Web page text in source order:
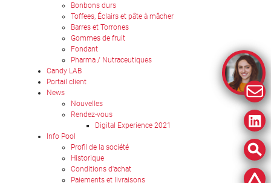
Bonbons durs
Toffees, Éclairs et pâte à mâcher
Barres et Torrones
Gommes de fruit
Fondant
Pharma / Nutraceutiques
Candy LAB
Portail client
News
Nouvelles
Rendez-vous
Digital Experience 2021
Info Pool
Profil de la société
Historique
Conditions d'achat
Paiements et livraisons